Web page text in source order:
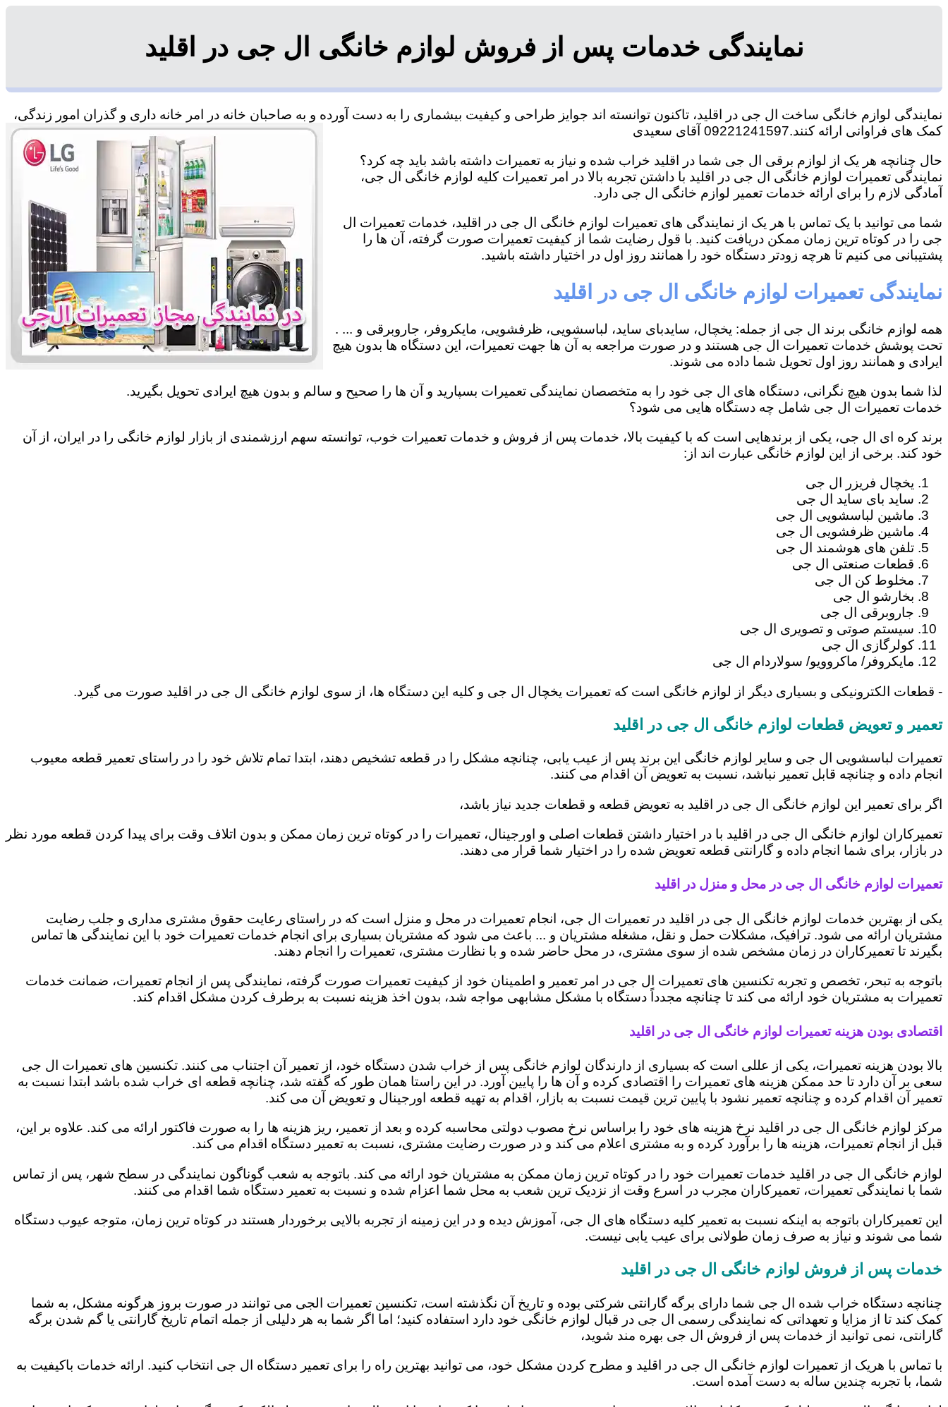
نمایندگی خدمات پس از فروش لوازم خانگی ال جی در اقلید
نمایندگی لوازم خانگی ساخت ال جی در اقلید، تاکنون توانسته اند جوایز طراحی و کیفیت بیشماری را به دست آورده و به صاحبان خانه در امر خانه داری و گذران امور زندگی،
کمک های فراوانی ارائه کنند.09221241597 آقای سعیدی
حال چنانچه هر یک از لوازم برقی ال جی شما در اقلید خراب شده و نیاز به تعمیرات داشته باشد باید چه کرد؟
نمایندگی تعمیرات لوازم خانگی ال جی در اقلید با داشتن تجربه بالا در امر تعمیرات کلیه لوازم خانگی ال جی،
آمادگی لازم را برای ارائه خدمات تعمیر لوازم خانگی ال جی دارد.
شما می توانید با یک تماس با هر یک از نمایندگی های تعمیرات لوازم خانگی ال جی در اقلید، خدمات تعمیرات ال
جی را در کوتاه ترین زمان ممکن دریافت کنید. با قول رضایت شما از کیفیت تعمیرات صورت گرفته، آن ها را
پشتیبانی می کنیم تا هرچه زودتر دستگاه خود را همانند روز اول در اختیار داشته باشید.
نمایندگی تعمیرات لوازم خانگی ال جی در اقلید
همه لوازم خانگی برند ال جی از جمله: یخچال، سایدبای ساید، لباسشویی، ظرفشویی، مایکروفر، جاروبرقی و ... .
تحت پوشش خدمات تعمیرات ال جی هستند و در صورت مراجعه به آن ها جهت تعمیرات، این دستگاه ها بدون هیچ
ایرادی و همانند روز اول تحویل شما داده می شوند.
لذا شما بدون هیچ نگرانی، دستگاه های ال جی خود را به متخصصان نمایندگی تعمیرات بسپارید و آن ها را صحیح و سالم و بدون هیچ ایرادی تحویل بگیرید.
خدمات تعمیرات ال جی شامل چه دستگاه هایی می شود؟
برند کره ای ال جی، یکی از برندهایی است که با کیفیت بالا، خدمات پس از فروش و خدمات تعمیرات خوب، توانسته سهم ارزشمندی از بازار لوازم خانگی را در ایران، از آن
خود کند. برخی از این لوازم خانگی عبارت اند از:
یخچال فریزر ال جی
ساید بای ساید ال جی
ماشین لباسشویی ال جی
ماشین ظرفشویی ال جی
تلفن های هوشمند ال جی
قطعات صنعتی ال جی
مخلوط کن ال جی
بخارشو ال جی
جاروبرقی ال جی
سیستم صوتی و تصویری ال جی
کولرگازی ال جی
مایکروفر/ ماکروویو/ سولاردام ال جی
- قطعات الکترونیکی و بسیاری دیگر از لوازم خانگی است که تعمیرات یخچال ال جی و کلیه این دستگاه ها، از سوی لوازم خانگی ال جی در اقلید صورت می گیرد.
تعمیر و تعویض قطعات لوازم خانگی ال جی در اقلید
تعمیرات لباسشویی ال جی و سایر لوازم خانگی این برند پس از عیب یابی، چنانچه مشکل را در قطعه تشخیص دهند، ابتدا تمام تلاش خود را در راستای تعمیر قطعه معیوب
انجام داده و چنانچه قابل تعمیر نباشد، نسبت به تعویض آن اقدام می کنند.
اگر برای تعمیر این لوازم خانگی ال جی در اقلید به تعویض قطعه و قطعات جدید نیاز باشد،
تعمیرکاران لوازم خانگی ال جی در اقلید با در اختیار داشتن قطعات اصلی و اورجینال، تعمیرات را در کوتاه ترین زمان ممکن و بدون اتلاف وقت برای پیدا کردن قطعه مورد نظر
در بازار، برای شما انجام داده و گارانتی قطعه تعویض شده را در اختیار شما قرار می دهند.
تعمیرات لوازم خانگی ال جی در محل و منزل در اقلید
یکی از بهترین خدمات لوازم خانگی ال جی در اقلید در تعمیرات ال جی، انجام تعمیرات در محل و منزل است که در راستای رعایت حقوق مشتری مداری و جلب رضایت
مشتریان ارائه می شود. ترافیک، مشکلات حمل و نقل، مشغله مشتریان و ... باعث می شود که مشتریان بسیاری برای انجام خدمات تعمیرات خود با این نمایندگی ها تماس
بگیرند تا تعمیرکاران در زمان مشخص شده از سوی مشتری، در محل حاضر شده و با نظارت مشتری، تعمیرات را انجام دهند.
باتوجه به تبحر، تخصص و تجربه تکنسین های تعمیرات ال جی در امر تعمیر و اطمینان خود از کیفیت تعمیرات صورت گرفته، نمایندگی پس از انجام تعمیرات، ضمانت خدمات
تعمیرات به مشتریان خود ارائه می کند تا چنانچه مجدداً دستگاه با مشکل مشابهی مواجه شد، بدون اخذ هزینه نسبت به برطرف کردن مشکل اقدام کند.
اقتصادی بودن هزینه تعمیرات لوازم خانگی ال جی در اقلید
بالا بودن هزینه تعمیرات، یکی از عللی است که بسیاری از دارندگان لوازم خانگی پس از خراب شدن دستگاه خود، از تعمیر آن اجتناب می کنند. تکنسین های تعمیرات ال جی
سعی بر آن دارد تا حد ممکن هزینه های تعمیرات را اقتصادی کرده و آن ها را پایین آورد. در این راستا همان طور که گفته شد، چنانچه قطعه ای خراب شده باشد ابتدا نسبت به
تعمیر آن اقدام کرده و چنانچه تعمیر نشود با پایین ترین قیمت نسبت به بازار، اقدام به تهیه قطعه اورجینال و تعویض آن می کند.
مرکز لوازم خانگی ال جی در اقلید نرخ هزینه های خود را براساس نرخ مصوب دولتی محاسبه کرده و بعد از تعمیر، ریز هزینه ها را به صورت فاکتور ارائه می کند. علاوه بر این،
قبل از انجام تعمیرات، هزینه ها را برآورد کرده و به مشتری اعلام می کند و در صورت رضایت مشتری، نسبت به تعمیر دستگاه اقدام می کند.
لوازم خانگی ال جی در اقلید خدمات تعمیرات خود را در کوتاه ترین زمان ممکن به مشتریان خود ارائه می کند. باتوجه به شعب گوناگون نمایندگی در سطح شهر، پس از تماس
شما با نمایندگی تعمیرات، تعمیرکاران مجرب در اسرع وقت از نزدیک ترین شعب به محل شما اعزام شده و نسبت به تعمیر دستگاه شما اقدام می کنند.
این تعمیرکاران باتوجه به اینکه نسبت به تعمیر کلیه دستگاه های ال جی، آموزش دیده و در این زمینه از تجربه بالایی برخوردار هستند در کوتاه ترین زمان، متوجه عیوب دستگاه
شما می شوند و نیاز به صرف زمان طولانی برای عیب یابی نیست.
خدمات پس از فروش لوازم خانگی ال جی در اقلید
چنانچه دستگاه خراب شده ال جی شما دارای برگه گارانتی شرکتی بوده و تاریخ آن نگذشته است، تکنسین تعمیرات الجی می توانند در صورت بروز هرگونه مشکل، به شما
کمک کند تا از مزایا و تعهداتی که نمایندگی رسمی ال جی در قبال لوازم خانگی خود دارد استفاده کنید؛ اما اگر شما به هر دلیلی از جمله اتمام تاریخ گارانتی یا گم شدن برگه
گارانتی، نمی توانید از خدمات پس از فروش ال جی بهره مند شوید،
با تماس با هریک از تعمیرات لوازم خانگی ال جی در اقلید و مطرح کردن مشکل خود، می توانید بهترین راه را برای تعمیر دستگاه ال جی انتخاب کنید. ارائه خدمات باکیفیت به
شما، با تجربه چندین ساله به دست آمده است.